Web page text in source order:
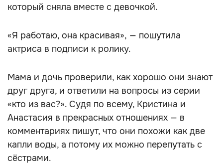
который сняла вместе с девочкой.
«Я работаю, она красивая», — пошутила
актриса в подписи к ролику.
Мама и дочь проверили, как хорошо они знают
друг друга, и ответили на вопросы из серии
«кто из вас?». Судя по всему, Кристина и
Анастасия в прекрасных отношениях — в
комментариях пишут, что они похожи как две
капли воды, а потому их можно перепутать с
сёстрами.